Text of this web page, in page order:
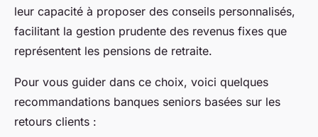
leur capacité à proposer des conseils personnalisés,
facilitant la gestion prudente des revenus fixes que
représentent les pensions de retraite.
Pour vous guider dans ce choix, voici quelques
recommandations banques seniors basées sur les
retours clients :